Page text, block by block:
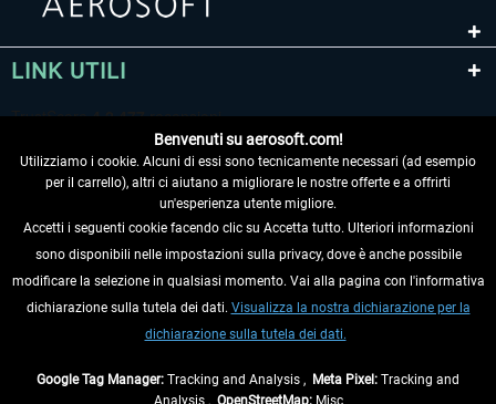
LINK UTILI
RECEDERE DAL CONTRATTO
INFORMAZIONI
Benvenuti su aerosoft.com!
Utilizziamo i cookie. Alcuni di essi sono tecnicamente necessari (ad esempio
per il carrello), altri ci aiutano a migliorare le nostre offerte e a offrirti
un'esperienza utente migliore.
Accetti i seguenti cookie facendo clic su Accetta tutto. Ulteriori informazioni
sono disponibili nelle impostazioni sulla privacy, dove è anche possibile
modificare la selezione in qualsiasi momento. Vai alla pagina con l'informativa
dichiarazione sulla tutela dei dati. Visualizza la nostra dichiarazione per la
dichiarazione sulla tutela dei dati.
Google Tag Manager: Tracking and Analysis , Meta Pixel: Tracking and
Analysis , OpenStreetMap:Misc